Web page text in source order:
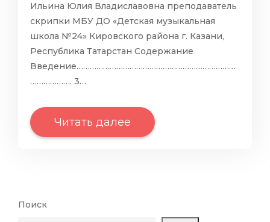
Ильина Юлия Владиславовна преподаватель
скрипки МБУ ДО «Детская музыкальная
школа №24» Кировского района г. Казани,
Республика Татарстан Содержание
Введение………………………………………………………………
………………. 3…
Читать далее
Поиск